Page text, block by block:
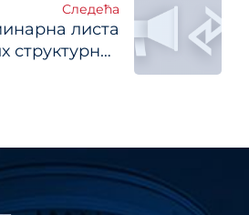
Следећа
листа
структурних